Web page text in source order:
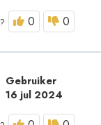
0 0
Gebruiker
16 jul 2024